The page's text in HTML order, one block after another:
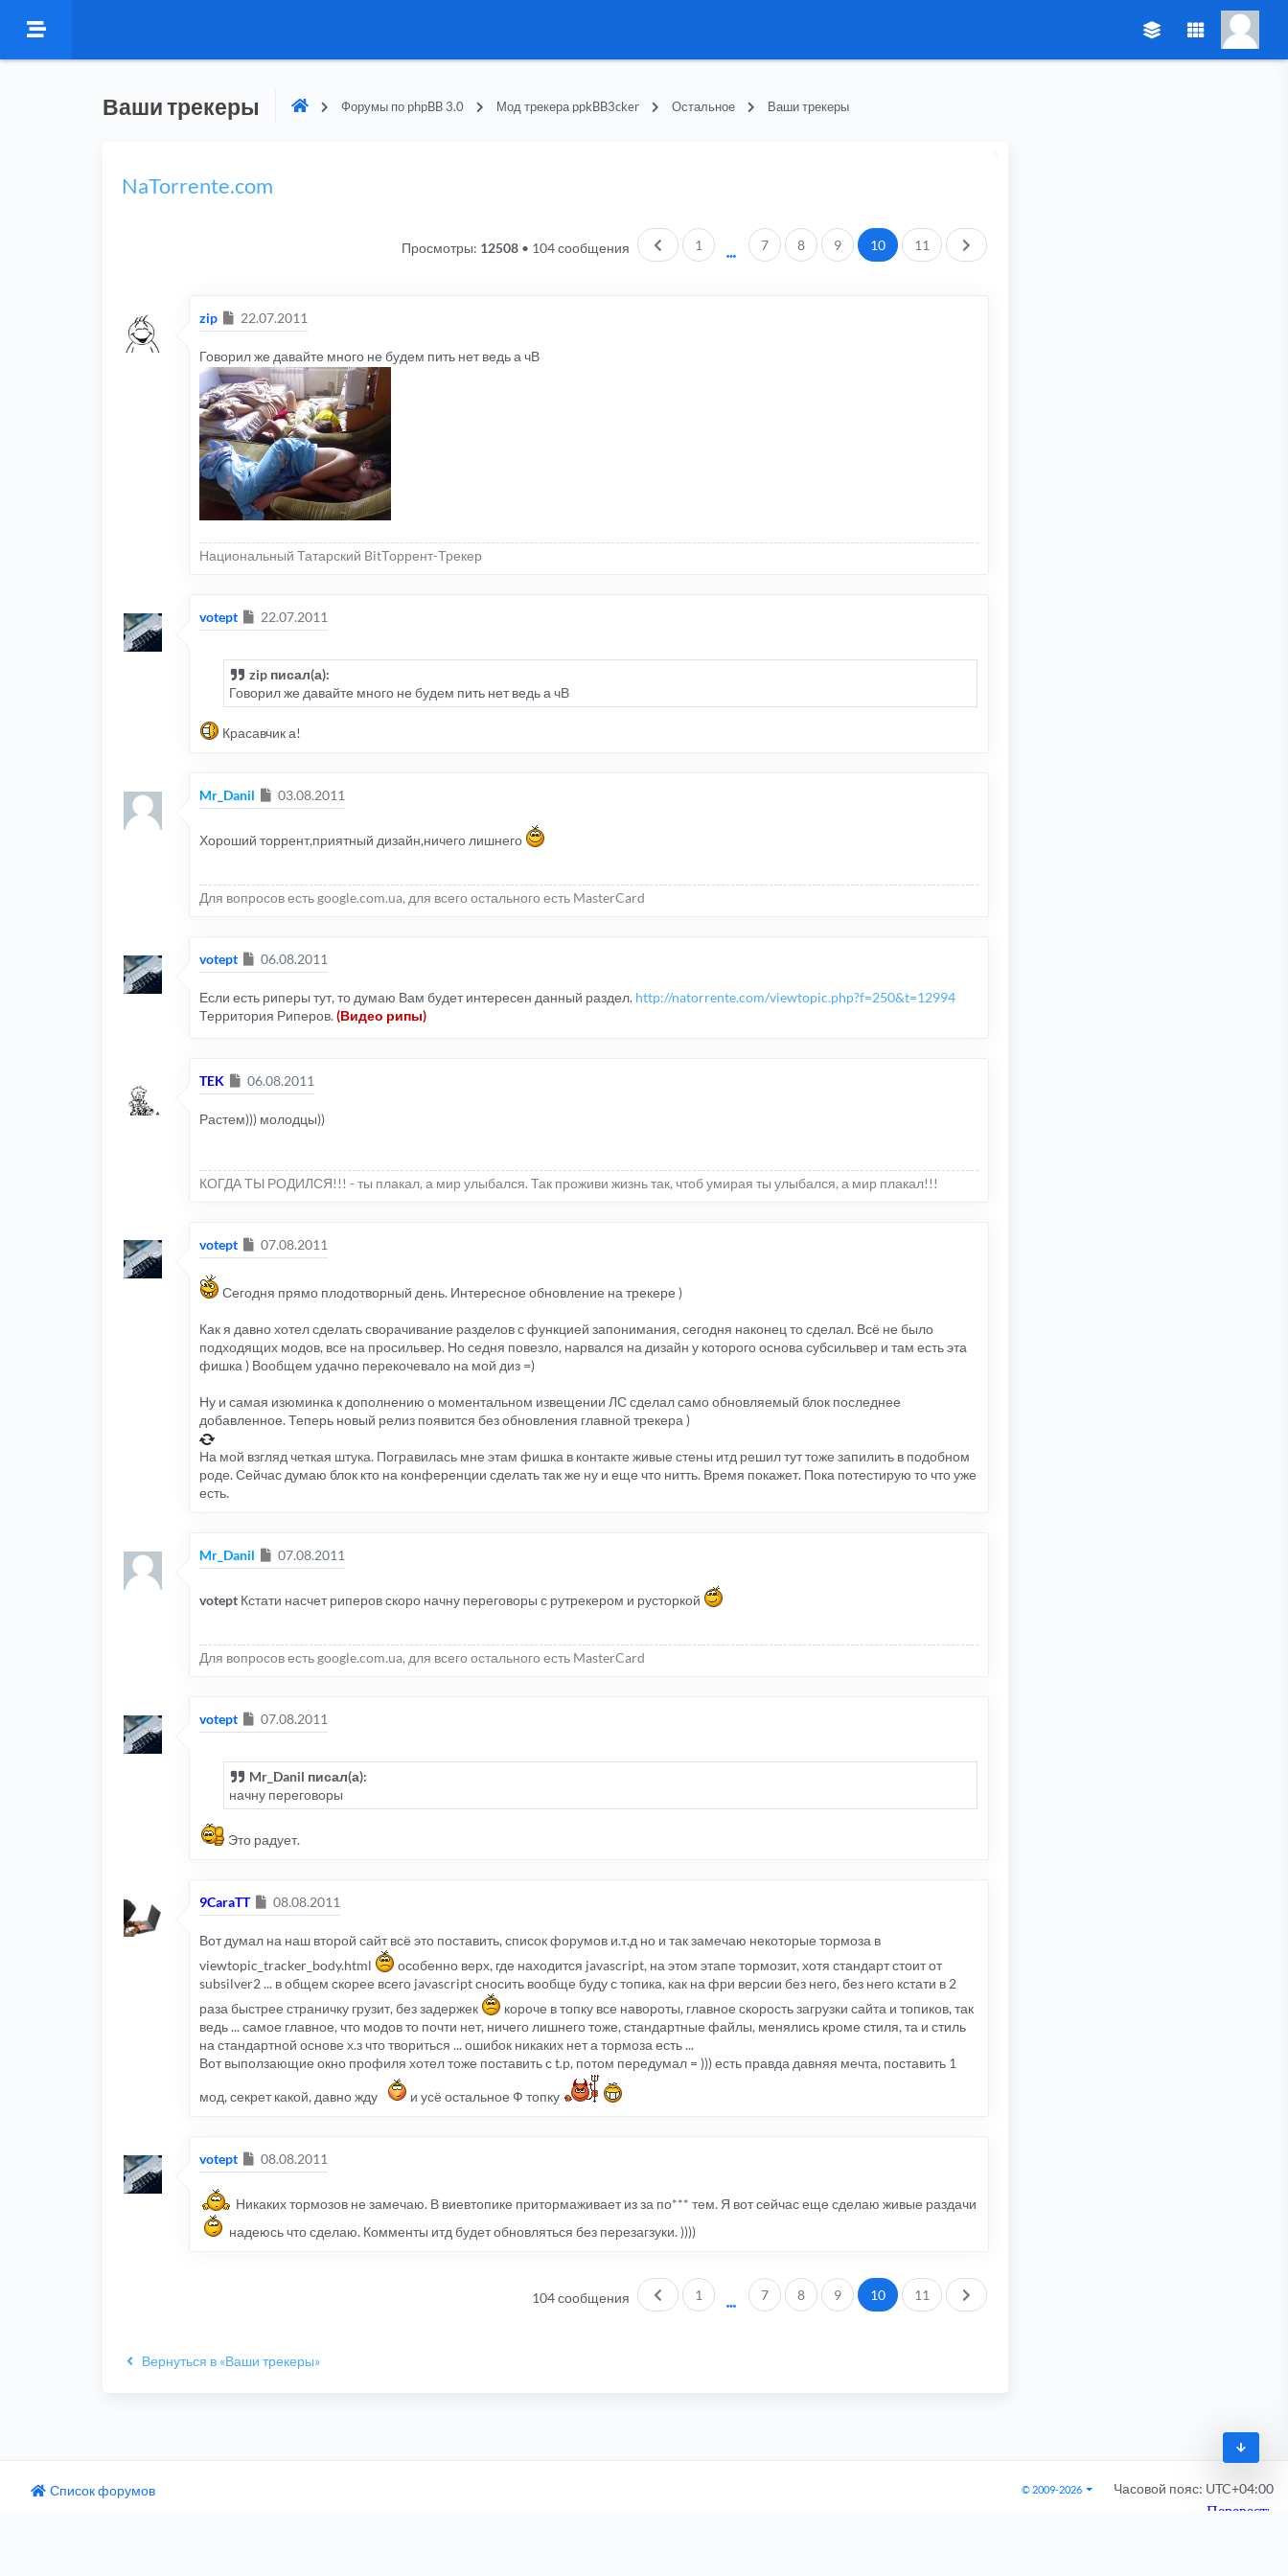
Ваши трекеры Форумы по phpBB 3.0 Мод трекера ppkBB3cker Остальное Ваши трекеры
NaTorrente.com
104 сообщения Пред.
1 7 8 9 10 11 След.
Просмотры: 12508•
zip Сообщение
22.07.2011
Говорил же давайте много не будем пить нет ведь а чВ
Национальный Татарский BitТоррент-Трекер
votept Сообщение
22.07.2011
zip писал(а):
Говорил же давайте много не будем пить нет ведь а чВ
Красавчик а!
Mr_Danil Сообщение
03.08.2011
Хороший торрент,приятный дизайн,ничего лишнего
Для вопросов есть google.com.ua, для всего остального есть MasterCard
votept Сообщение
06.08.2011
Если есть риперы тут, то думаю Вам будет интересен данный раздел. http://natorrente.com/viewtopic.php?f=250&t=12994
Территория Риперов.(Видео рипы)
TEK Сообщение
06.08.2011
Растем))) молодцы))
КОГДА ТЫ РОДИЛСЯ!!! - ты плакал, а мир улыбался. Так проживи жизнь так, чтоб умирая ты улыбался, а мир плакал!!!
votept Сообщение
07.08.2011
Сегодня прямо плодотворный день. Интересное обновление на трекере )
Как я давно хотел сделать сворачивание разделов с функцией запонимания, сегодня наконец то сделал. Всё не было
подходящих модов, все на просильвер. Но седня повезло, нарвался на дизайн у которого основа субсильвер и там есть эта
фишка ) Вообщем удачно перекочевало на мой диз =)
Ну и самая изюминка к дополнению о моментальном извещении ЛС сделал само обновляемый блок последнее
добавленное. Теперь новый релиз появится без обновления главной трекера )
На мой взгляд четкая штука. Погравилась мне этам фишка в контакте живые стены итд решил тут тоже запилить в подобном
роде. Сейчас думаю блок кто на конференции сделать так же ну и еще что нитть. Время покажет. Пока потестирую то что уже
есть.
Mr_Danil Сообщение
07.08.2011
votept Кстати насчет риперов скоро начну переговоры с рутрекером и русторкой
Для вопросов есть google.com.ua, для всего остального есть MasterCard
votept Сообщение
07.08.2011
Mr_Danil писал(а):
начну переговоры
Это радует.
9CaraTT Сообщение
08.08.2011
Вот думал на наш второй сайт всё это поставить, список форумов и.т.д но и так замечаю некоторые тормоза в
viewtopic_tracker_body.html
особенно верх, где находится javascript, на этом этапе тормозит, хотя стандарт стоит от
subsilver2 ... в общем скорее всего javascript сносить вообще буду с топика, как на фри версии без него, без него кстати в 2
раза быстрее страничку грузит, без задержек
короче в топку все навороты, главное скорость загрузки сайта и топиков, так
ведь ... самое главное, что модов то почти нет, ничего лишнего тоже, стандартные файлы, менялись кроме стиля, та и стиль
на стандартной основе х.з что твориться ... ошибок никаких нет а тормоза есть ...
Вот выползающие окно профиля хотел тоже поставить с t.p, потом передумал = ))) есть правда давняя мечта, поставить 1
мод, секрет какой, давно жду и усё остальное Ф топку
votept Сообщение
08.08.2011
Никаких тормозов не замечаю. В виевтопике притормаживает из за по*** тем. Я вот сейчас еще сделаю живые раздачи
надеюсь что сделаю. Комменты итд будет обновляться без перезагзуки. ))))
104 сообщения Пред.
1 7 8 9 10 11 След.
Вернуться в «Ваши трекеры»
Список форумов © 2009-2026 Часовой пояс: UTC+04:00